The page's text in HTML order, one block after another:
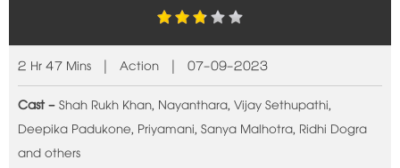
2 Hr 47 Mins | Action | 07-09-2023
Cast -Shah Rukh Khan, Nayanthara, Vijay Sethupathi,
Deepika Padukone, Priyamani, Sanya Malhotra, Ridhi Dogra
and others